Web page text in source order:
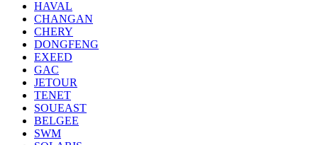
HAVAL
CHANGAN
CHERY
DONGFENG
EXEED
GAC
JETOUR
TENET
SOUEAST
BELGEE
SWM